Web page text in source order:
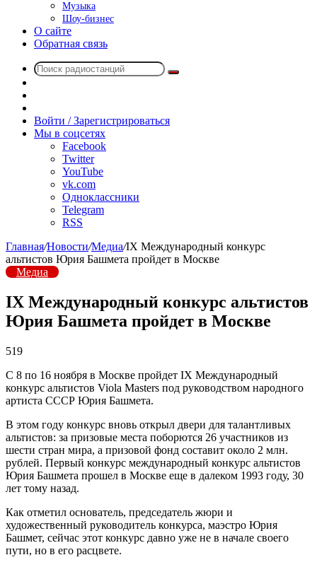
Музыка
Шоу-бизнес
О сайте
Обратная связь
Поиск
радио
Войти / Зарегистрироваться
Мы в соцсетях
Facebook
Twitter
YouTube
vk.com
Одноклассники
Telegram
RSS
Главная/Новости/Медиа/IX Международный конкурс
альтистов Юрия Башмета пройдет в Москве
Медиа
IX Международный конкурс альтистов
Юрия Башмета пройдет в Москве
519
С 8 по 16 ноября в Москве пройдет IX Международный
конкурс альтистов Viola Masters под руководством народного
артиста СССР Юрия Башмета.
В этом году конкурс вновь открыл двери для талантливых
альтистов: за призовые места поборются 26 участников из
шести стран мира, а призовой фонд составит около 2 млн.
рублей. Первый конкурс международный конкурс альтистов
Юрия Башмета прошел в Москве еще в далеком 1993 году, 30
лет тому назад.
Как отметил основатель, председатель жюри и
художественный руководитель конкурса, маэстро Юрия
Башмет, сейчас этот конкурс давно уже не в начале своего
пути, но в его расцвете.